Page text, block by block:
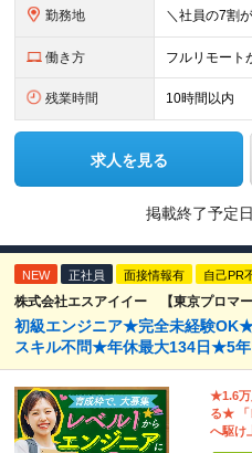
勤務地
働き方 フルリモート
残業時間 10時間以内
求人を見る
掲載終了予定日
NEW 正社員 面接情報有 自己PR
株式会社エスアイイー 【東京プロマー
初級エンジニア★完全未経験
スキル不問★年休最大134日★5
★1.6万
る★ 「
へ駆け